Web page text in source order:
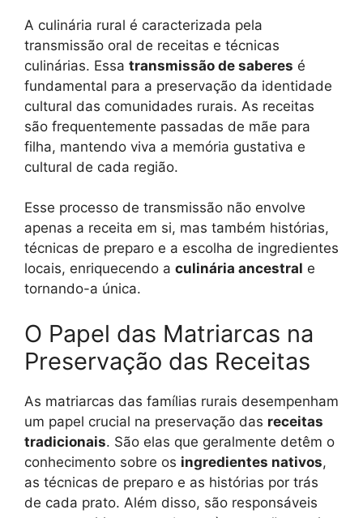
A culinária rural é caracterizada pela
transmissão oral de receitas e técnicas
culinárias. Essa transmissão de saberes é
fundamental para a preservação da identidade
cultural das comunidades rurais. As receitas
são frequentemente passadas de mãe para
filha, mantendo viva a memória gustativa e
cultural de cada região.
Esse processo de transmissão não envolve
apenas a receita em si, mas também histórias,
técnicas de preparo e a escolha de ingredientes
locais, enriquecendo a culinária ancestral e
tornando-a única.
O Papel das Matriarcas na
Preservação das Receitas
As matriarcas das famílias rurais desempenham
um papel crucial na preservação das receitas
tradicionais. São elas que geralmente detêm o
conhecimento sobre os ingredientes nativos,
as técnicas de preparo e as histórias por trás
de cada prato. Além disso, são responsáveis